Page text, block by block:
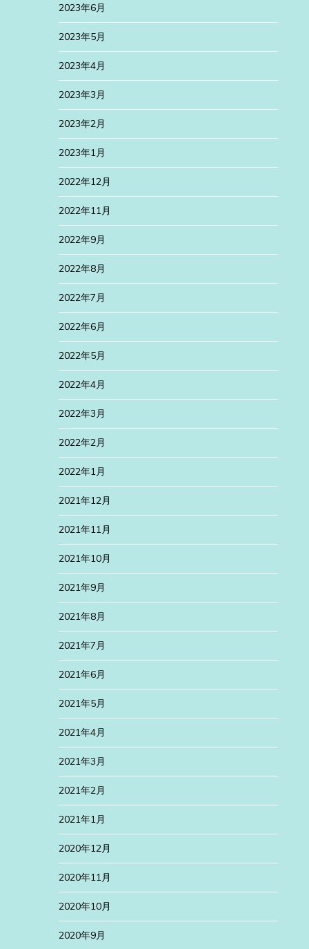
2023年6月
2023年5月
2023年4月
2023年3月
2023年2月
2023年1月
2022年12月
2022年11月
2022年9月
2022年8月
2022年7月
2022年6月
2022年5月
2022年4月
2022年3月
2022年2月
2022年1月
2021年12月
2021年11月
2021年10月
2021年9月
2021年8月
2021年7月
2021年6月
2021年5月
2021年4月
2021年3月
2021年2月
2021年1月
2020年12月
2020年11月
2020年10月
2020年9月